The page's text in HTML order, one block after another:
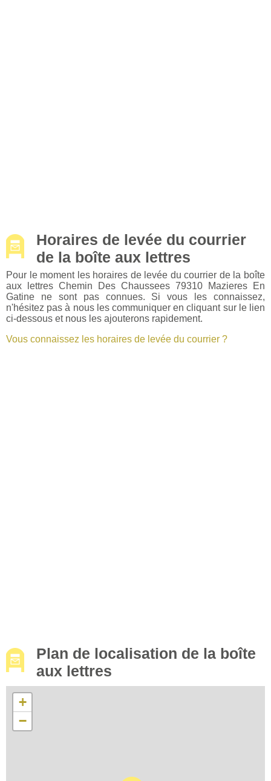
Horaires de levée du courrier
de la boîte aux lettres
Pour le moment les horaires de levée du courrier de la boîte
aux lettres Chemin Des Chaussees 79310 Mazieres En
Gatine ne sont pas connues. Si vous les connaissez,
n'hésitez pas à nous les communiquer en cliquant sur le lien
ci-dessous et nous les ajouterons rapidement.
Vous connaissez les horaires de levée du courrier ?
Plan de localisation de la boîte
aux lettres
+
−